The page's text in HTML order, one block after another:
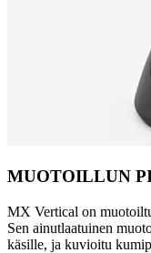
MUOTOILLUN
MX Vertical on
Sen ainutlaatuinen
käsille, ja kuvioitu